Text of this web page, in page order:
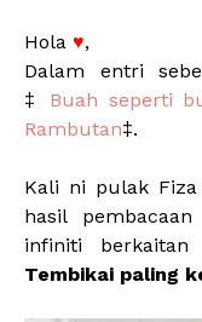
Hola ♥,
Dalam entri
‡ Buah seperti
Rambutan‡.
Kali ni pulak
hasil
infiniti
Tembikai paling